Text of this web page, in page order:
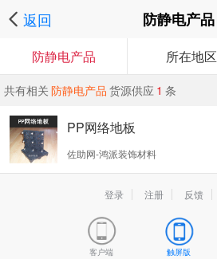
返回 防静电产品
防静电产品 所在地区
共有相关 防静电产品 货源供应 1 条
PP网络地板
佐助网-鸿派装饰材料
登录 注册 反馈
客户端 触屏版